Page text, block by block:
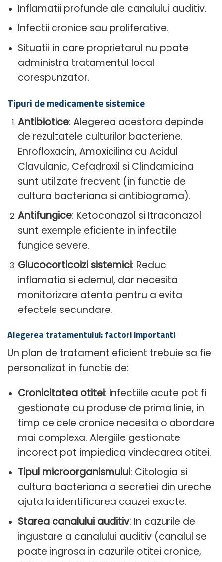
Inflamatii profunde ale canalului auditiv.
Infectii cronice sau proliferative.
Situatii in care proprietarul nu poate
administra tratamentul local
corespunzator.
Tipuri de medicamente sistemice
Antibiotice: Alegerea acestora depinde
de rezultatele culturilor bacteriene.
Enrofloxacin, Amoxicilina cu Acidul
Clavulanic, Cefadroxil si Clindamicina
sunt utilizate frecvent (in functie de
cultura bacteriana si antibiograma).
Antifungice: Ketoconazol si Itraconazol
sunt exemple eficiente in infectiile
fungice severe.
Glucocorticoizi sistemici: Reduc
inflamatia si edemul, dar necesita
monitorizare atenta pentru a evita
efectele secundare.
Alegerea tratamentului: factori importanti
Un plan de tratament eficient trebuie sa fie
personalizat in functie de:
Cronicitatea otitei: Infectiile acute pot fi
gestionate cu produse de prima linie, in
timp ce cele cronice necesita o abordare
mai complexa. Alergiile gestionate
incorect pot impiedica vindecarea otitei.
Tipul microorganismului: Citologia si
cultura bacteriana a secretiei din ureche
ajuta la identificarea cauzei exacte.
Starea canalului auditiv: In cazurile de
ingustare a canalului auditiv (canalul se
poate ingrosa in cazurile otitei cronice,